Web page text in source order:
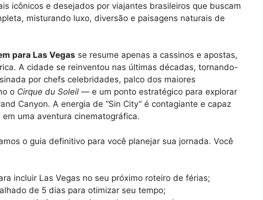
icônicos e desejados por viajantes brasileiros que buscam
misturando luxo, diversão e paisagens naturais de
para Las Vegas se resume apenas a cassinos e apostas,
A cidade se reinventou nas últimas décadas, tornando-
por chefs celebridades, palco dos maiores
o Cirque du Soleil — e um ponto estratégico para explorar
Canyon. A energia de “Sin City” é contagiante e capaz
uma aventura cinematográfica.
o guia definitivo para você planejar sua jornada. Você
incluir Las Vegas no seu próximo roteiro de férias;
de 5 dias para otimizar seu tempo;